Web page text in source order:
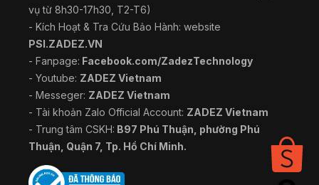
vụ từ 8h30-17h30, T2-T6)
- Kích Hoạt & Tra Cứu Bảo Hành: website
PSI.ZADEZ.VN
- Fanpage: Facebook.com/ZadezTechnology
- Youtube: ZADEZ Vietnam
- Messeger: ZADEZ Vietnam
- Tài khoản Zalo Official Account: ZADEZ Vietnam
- Trung tâm CSKH: B97 Phú Thuận, phường Phú
Thuận, Quận 7, Tp. Hồ Chí Minh.